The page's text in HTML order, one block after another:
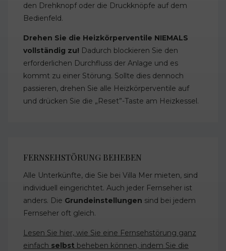
den Drehknopf oder die Druckknöpfe auf dem
Bedienfeld.
Drehen Sie die Heizkörperventile NIEMALS
vollständig zu! Dadurch blockieren Sie den
erforderlichen Durchfluss der Anlage und es
kommt zu einer Störung. Sollte dies dennoch
passieren, drehen Sie alle Heizkörperventile auf
und drücken Sie die „Reset”-Taste am Heizkessel.
FERNSEHSTÖRUNG BEHEBEN
Alle Unterkünfte, die Sie bei Villa Mer mieten, sind
individuell eingerichtet. Auch jeder Fernseher ist
anders. Die Grundeinstellungen sind bei jedem
Fernseher oft gleich.
Lesen Sie hier, wie Sie eine Fernsehstörung ganz
einfach selbst beheben können, indem Sie die